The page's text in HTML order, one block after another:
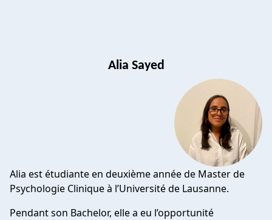
Alia Sayed
Alia est étudiante en deuxième année de Master de
Psychologie Clinique à l’Université de Lausanne.
Pendant son Bachelor, elle a eu l’opportunité